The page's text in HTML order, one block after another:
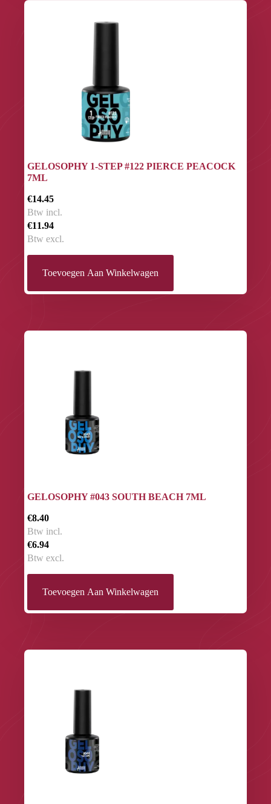
GELOSOPHY 1-STEP #122 PIERCE PEACOCK
7ML
€14.45
Btw incl.
€11.94
Btw excl.
Toevoegen Aan Winkelwagen
GELOSOPHY #043 SOUTH BEACH 7ML
€8.40
Btw incl.
€6.94
Btw excl.
Toevoegen Aan Winkelwagen